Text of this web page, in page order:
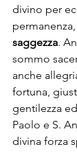
divino per
saggezza.
sommo
anche
fortuna,
gentilezza
Paolo e S.
divina forza